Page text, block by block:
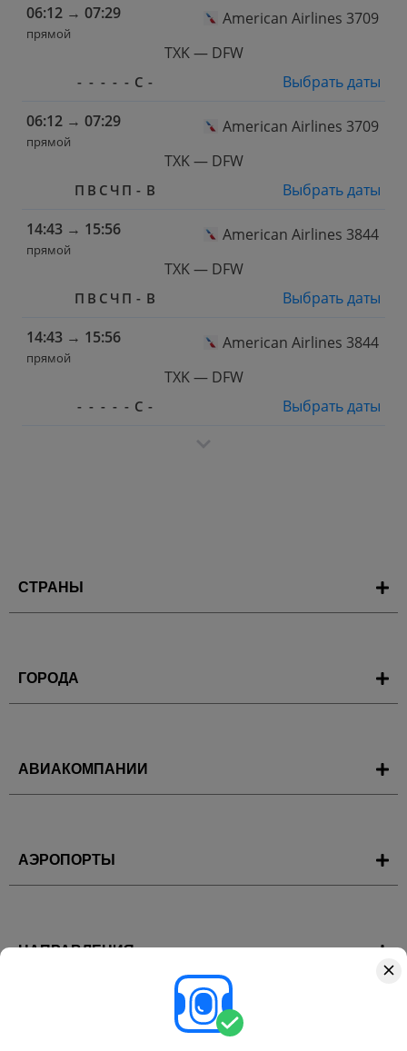
06:12 → 07:29
прямой
American Airlines 3709
TXK — DFW
- - - - - С -
Выбрать даты
06:12 → 07:29
прямой
American Airlines 3709
TXK — DFW
П В С Ч П - В
Выбрать даты
14:43 → 15:56
прямой
American Airlines 3844
TXK — DFW
П В С Ч П - В
Выбрать даты
14:43 → 15:56
прямой
American Airlines 3844
TXK — DFW
- - - - - С - Выбрать даты
СТРАНЫ
ГОРОДА
АВИАКОМПАНИИ
АЭРОПОРТЫ
НАПРАВЛЕНИЯ